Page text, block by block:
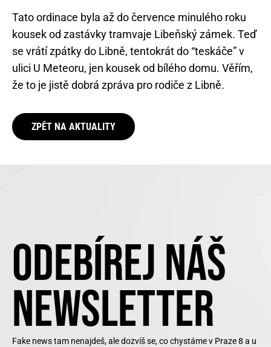
Tato ordinace byla až do července minulého roku
kousek od zastávky tramvaje Libeňský zámek. Teď
se vrátí zpátky do Libně, tentokrát do “teskáče” v
ulici U Meteoru, jen kousek od bílého domu. Věřím,
že to je jistě dobrá zpráva pro rodiče z Libně.
ZPĚT NA AKTUALITY
ODEBÍREJ NÁŠ
NEWSLETTER
Fake news tam nenajdeš, ale dozvíš se, co chystáme v Praze 8 a u